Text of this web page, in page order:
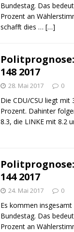
Bundestag. Das
Prozent an
schafft dies … […]
148 2017
28. Mai 2017 0
Die CDU/CSU liegt mit
Prozent. Dahinter
8.3, die LINKE mit 8.2
144 2017
24. Mai 2017 0
Es kommen
Bundestag. Das
Prozent an